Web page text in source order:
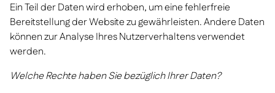
Ein Teil der Daten wird erhoben, um eine fehlerfreie
Bereitstellung der Website zu gewährleisten. Andere Daten
können zur Analyse Ihres Nutzerverhaltens verwendet
werden.
Welche Rechte haben Sie bezüglich Ihrer Daten?